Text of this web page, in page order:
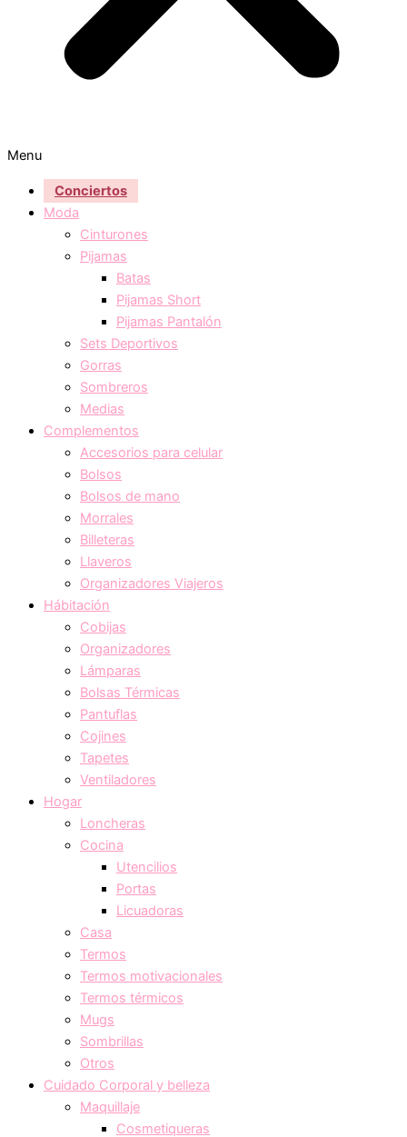
Menu
Conciertos
Moda
Cinturones
Pijamas
Batas
Pijamas Short
Pijamas Pantalón
Sets Deportivos
Gorras
Sombreros
Medias
Complementos
Accesorios para celular
Bolsos
Bolsos de mano
Morrales
Billeteras
Llaveros
Organizadores Viajeros
Hábitación
Cobijas
Organizadores
Lámparas
Bolsas Térmicas
Pantuflas
Cojines
Tapetes
Ventiladores
Hogar
Loncheras
Cocina
Utencilios
Portas
Licuadoras
Casa
Termos
Termos motivacionales
Termos térmicos
Mugs
Sombrillas
Otros
Cuidado Corporal y belleza
Maquillaje
Cosmetiqueras